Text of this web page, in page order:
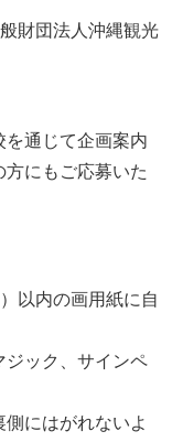
財団法⼈沖縄観光
通じて企画案内
にもご応募いた
以内の画用紙に自
ジック、サインペ
にはがれないよ